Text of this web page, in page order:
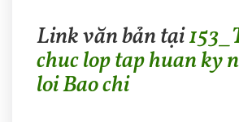
Link văn bản tại
chuc lop tap huan ky
loi Bao chi